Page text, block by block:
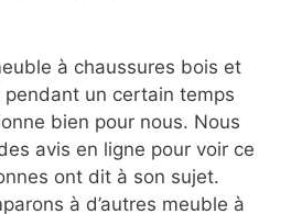
à chaussures bois et
pendant un certain temps
bien pour nous. Nous
avis en ligne pour voir ce
ont dit à son sujet.
à d’autres meuble à